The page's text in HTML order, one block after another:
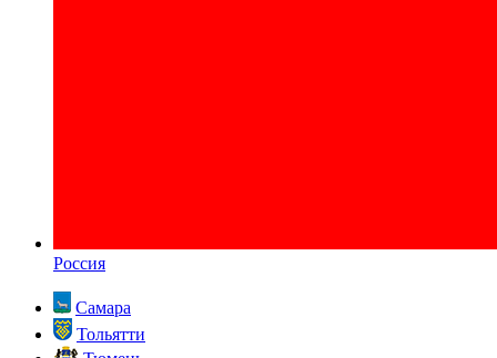
Россия
Самара
Тольятти